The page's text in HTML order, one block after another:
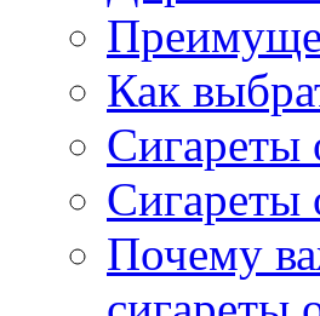
Как
Сигареты
Сигареты
Почему